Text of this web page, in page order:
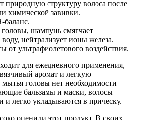
природную структуру волоса после
химической завивки.
баланс.
шампунь смягчает
нейтрализует ионы железа.
от ультрафиолетового воздействия.
для ежедневного применения,
аромат и легкую
головы нет необходимости
бальзамы и маски, волосы
легко укладываются в прическу.
оценили этот продукт. В своих